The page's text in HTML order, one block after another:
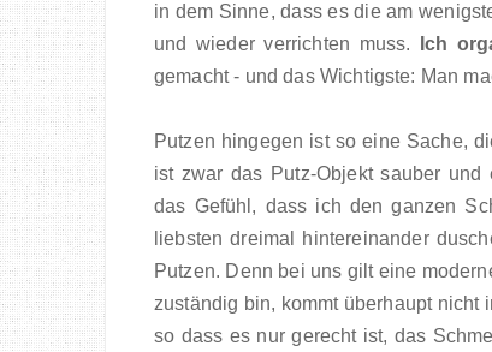
in dem Sinne, dass es die am
und wieder verrichten muss.
Ich
gemacht - und das Wichtigste: Man
Putzen hingegen ist so eine Sache,
ist zwar das Putz-Objekt sauber
das Gefühl, dass ich den ganzen
liebsten dreimal hintereinander
Putzen. Denn bei uns gilt eine
zuständig bin, kommt überhaupt
so dass es nur gerecht ist, das